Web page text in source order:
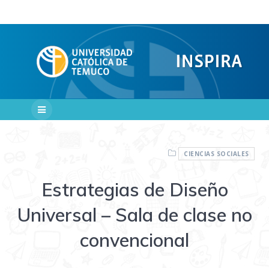
contenido
CIENCIAS SOCIALES
Estrategias de Diseño
Universal – Sala de clase no
convencional